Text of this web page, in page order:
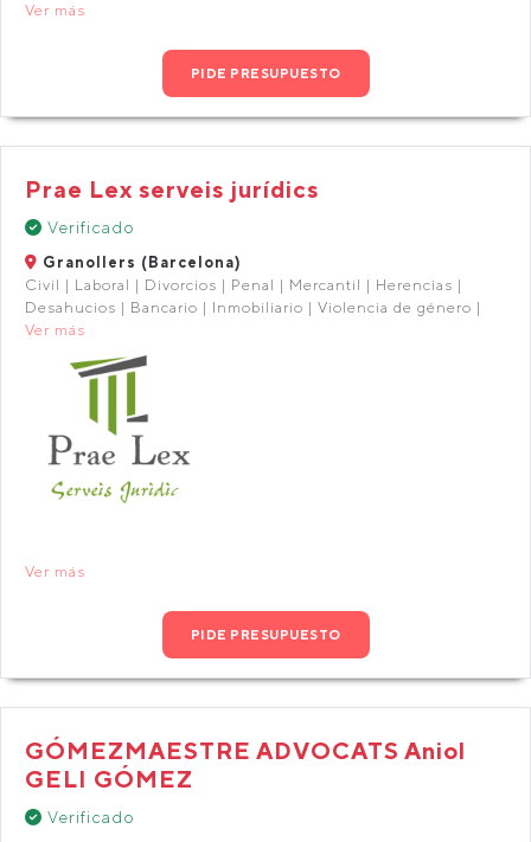
Ver más
PIDE PRESUPUESTO
Prae Lex serveis jurídics
Verificado
Granollers (Barcelona)
Civil | Laboral | Divorcios | Penal | Mercantil | Herencias |
Desahucios | Bancario | Inmobiliario | Violencia de género |
Ver más
Ver más
PIDE PRESUPUESTO
GÓMEZMAESTRE ADVOCATS Aniol
GELI GÓMEZ
Verificado